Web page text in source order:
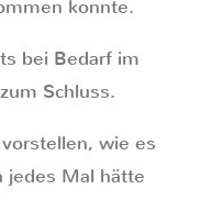
konnte.
bei Bedarf im
Schluss.
wie es
jedes Mal hätte